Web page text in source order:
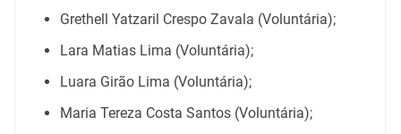
Grethell Yatzaril Crespo Zavala (Voluntária);
Lara Matias Lima (Voluntária);
Luara Girão Lima (Voluntária);
Maria Tereza Costa Santos (Voluntária);